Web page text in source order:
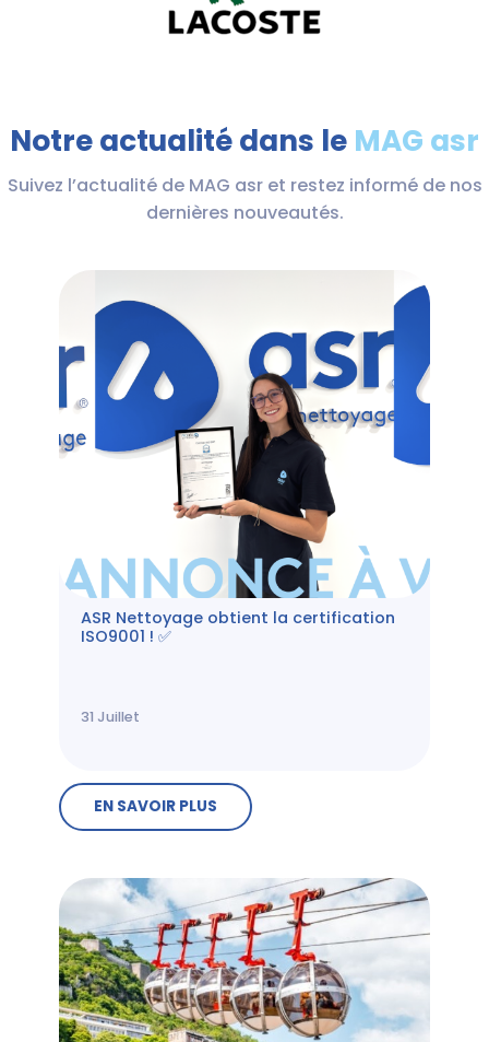
Notre actualité dans le MAG asr
Suivez l’actualité de MAG asr et restez informé de nos
dernières nouveautés.
ASR Nettoyage obtient la certification
ISO9001 ! ✅
31 Juillet
EN SAVOIR PLUS